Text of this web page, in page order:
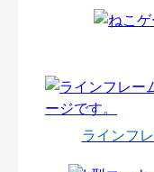
ラインフ